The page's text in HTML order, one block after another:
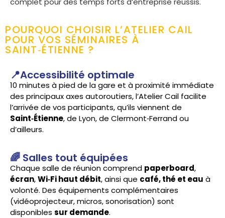
POURQUOI CHOISIR L’ATELIER CAIL
POUR VOS SÉMINAIRES À
SAINT‑ÉTIENNE ?
📍Accessibilité optimale
10 minutes à pied de la gare et à proximité immédiate
des principaux axes autoroutiers, l’Atelier Cail facilite
l’arrivée de vos participants, qu’ils viennent de
Saint‑Étienne, de Lyon, de Clermont‑Ferrand ou
d’ailleurs.
🌈 Salles tout équipées
Chaque salle de réunion comprend paperboard,
écran,Wi‑Fi haut débit, ainsi que café, thé et eau à
volonté. Des équipements complémentaires
(vidéoprojecteur, micros, sonorisation) sont
disponibles sur demande.